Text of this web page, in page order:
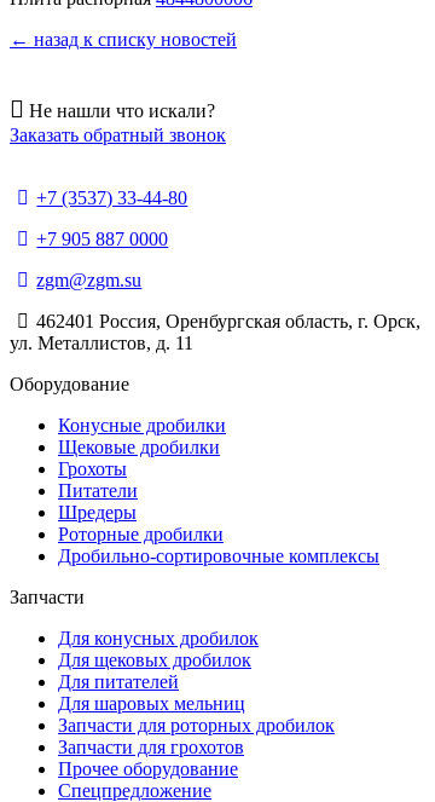
← назад к списку новостей
Не нашли что искали?
Заказать обратный звонок
+7 (3537) 33-44-80
+7 905 887 0000
zgm@zgm.su
462401 Россия, Оренбургская область, г. Орск,
ул. Металлистов, д. 11
Оборудование
Конусные дробилки
Щековые дробилки
Грохоты
Питатели
Шредеры
Роторные дробилки
Дробильно-сортировочные комплексы
Запчасти
Для конусных дробилок
Для щековых дробилок
Для питателей
Для шаровых мельниц
Запчасти для роторных дробилок
Запчасти для грохотов
Прочее оборудование
Спецпредложение